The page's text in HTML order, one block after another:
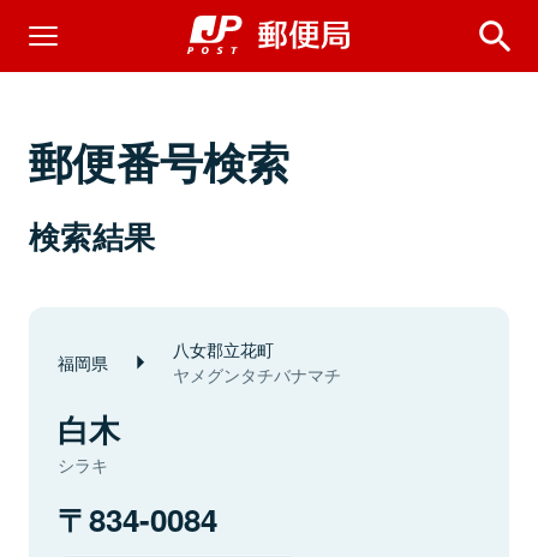
郵便番号検索
検索結果
福岡県 八女郡立花町
ヤメグンタチバナマチ
白木
シラキ
834-0084